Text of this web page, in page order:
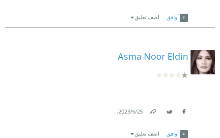
أوافق اضف تعليق
Asma Noor Eldin
25‏/6‏/2023
.
أوافق اضف تعليق